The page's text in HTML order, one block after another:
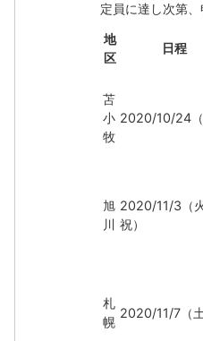
定員に達し次第、
地
区
日程
苫
小
牧
2020/10/24（
旭
川
2020/11/3（
祝）
札
幌
2020/11/7（土